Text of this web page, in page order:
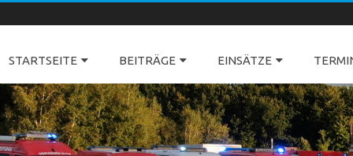
STARTSEITE BEITRÄGE EINSÄTZE